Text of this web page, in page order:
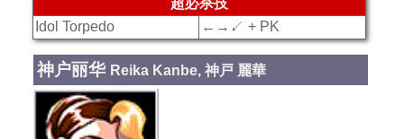
超必杀技
Idol Torpedo
←→↙ + PK
神户丽华 Reika Kanbe, 神戸 麗華